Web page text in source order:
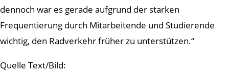
dennoch war es gerade aufgrund der starken
Frequentierung durch Mitarbeitende und Studierende
wichtig, den Radverkehr früher zu unterstützen.“
Quelle Text/Bild: